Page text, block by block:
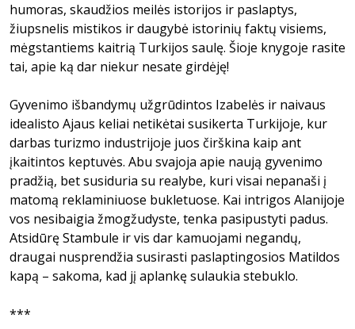
humoras, skaudžios meilės istorijos ir paslaptys,
žiupsnelis mistikos ir daugybė istorinių faktų visiems,
mėgstantiems kaitrią Turkijos saulę. Šioje knygoje rasite
tai, apie ką dar niekur nesate girdėję!
Gyvenimo išbandymų užgrūdintos Izabelės ir naivaus
idealisto Ajaus keliai netikėtai susikerta Turkijoje, kur
darbas turizmo industrijoje juos čirškina kaip ant
įkaitintos keptuvės. Abu svajoja apie naują gyvenimo
pradžią, bet susiduria su realybe, kuri visai nepanaši į
matomą reklaminiuose bukletuose. Kai intrigos Alanijoje
vos nesibaigia žmogžudyste, tenka pasipustyti padus.
Atsidūrę Stambule ir vis dar kamuojami negandų,
draugai nusprendžia susirasti paslaptingosios Matildos
kapą – sakoma, kad jį aplankę sulaukia stebuklo.
***